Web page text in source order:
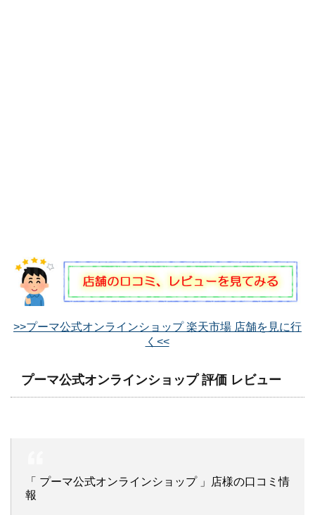
>>プーマ公式オンラインショップ 楽天市場 店舗を見に行
く<<
プーマ公式オンラインショップ 評価 レビュー
「 プーマ公式オンラインショップ 」店様の口コミ情
報